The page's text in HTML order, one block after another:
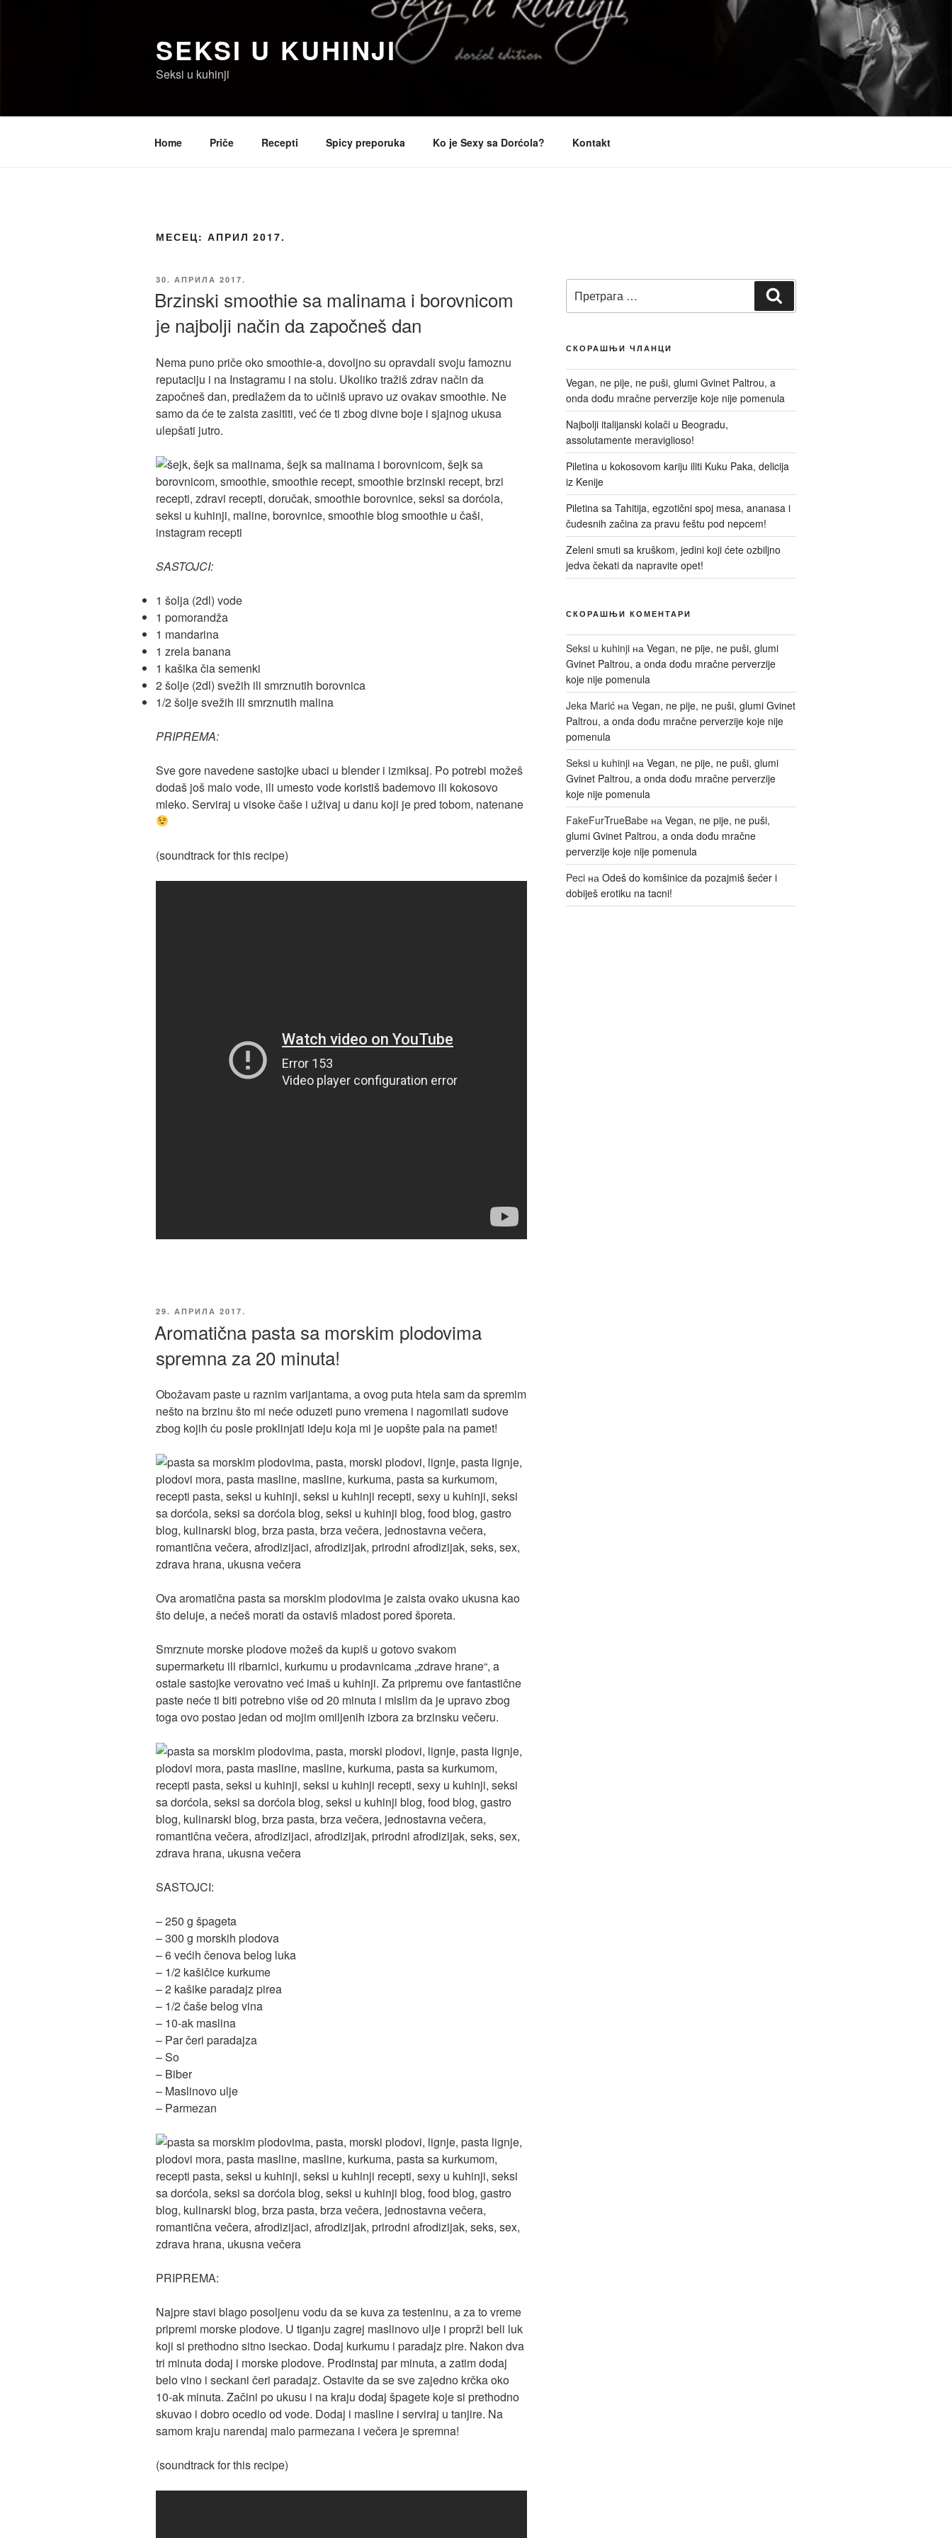
SEKSI U KUHINJI
Seksi u kuhinji
Home Priče Recepti Spicy preporuka Ko je Sexy sa Dorćola? Kontakt
МЕСЕЦ: АПРИЛ 2017.
ОБЈАВЉЕНО
30. АПРИЛА 2017.
Brzinski smoothie sa malinama i borovnicom
je najbolji način da započneš dan
Nema puno priče oko smoothie-a, dovoljno su opravdali svoju famoznu
reputaciju i na Instagramu i na stolu. Ukoliko tražiš zdrav način da
započneš dan, predlažem da to učiniš upravo uz ovakav smoothie. Ne
samo da će te zaista zasititi, već će ti zbog divne boje i sjajnog ukusa
ulepšati jutro.
SASTOJCI:
1 šolja (2dl) vode
1 pomorandža
1 mandarina
1 zrela banana
1 kašika čia semenki
2 šolje (2dl) svežih ili smrznutih borovnica
1/2 šolje svežih ili smrznutih malina
PRIPREMA:
Sve gore navedene sastojke ubaci u blender i izmiksaj. Po potrebi možeš
dodaš još malo vode, ili umesto vode koristiš bademovo ili kokosovo
mleko. Serviraj u visoke čaše i uživaj u danu koji je pred tobom, natenane
(soundtrack for this recipe)
ОБЈАВЉЕНО
29. АПРИЛА 2017.
Aromatična pasta sa morskim plodovima
spremna za 20 minuta!
Obožavam paste u raznim varijantama, a ovog puta htela sam da spremim
nešto na brzinu što mi neće oduzeti puno vremena i nagomilati sudove
zbog kojih ću posle proklinjati ideju koja mi je uopšte pala na pamet!
Ova aromatična pasta sa morskim plodovima je zaista ovako ukusna kao
što deluje, a nećeš morati da ostaviš mladost pored šporeta.
Smrznute morske plodove možeš da kupiš u gotovo svakom
supermarketu ili ribarnici, kurkumu u prodavnicama „zdrave hrane“, a
ostale sastojke verovatno već imaš u kuhinji. Za pripremu ove fantastične
paste neće ti biti potrebno više od 20 minuta i mislim da je upravo zbog
toga ovo postao jedan od mojim omiljenih izbora za brzinsku večeru.
SASTOJCI:
– 250 g špageta
– 300 g morskih plodova
– 6 većih čenova belog luka
– 1/2 kašičice kurkume
– 2 kašike paradajz pirea
– 1/2 čaše belog vina
– 10-ak maslina
– Par čeri paradajza
– So
– Biber
– Maslinovo ulje
– Parmezan
PRIPREMA:
Najpre stavi blago posoljenu vodu da se kuva za testeninu, a za to vreme
pripremi morske plodove. U tiganju zagrej maslinovo ulje i proprži beli luk
koji si prethodno sitno iseckao. Dodaj kurkumu i paradajz pire. Nakon dva
tri minuta dodaj i morske plodove. Prodinstaj par minuta, a zatim dodaj
belo vino i seckani čeri paradajz. Ostavite da se sve zajedno krčka oko
10-ak minuta. Začini po ukusu i na kraju dodaj špagete koje si prethodno
skuvao i dobro ocedio od vode. Dodaj i masline i serviraj u tanjire. Na
samom kraju narendaj malo parmezana i večera je spremna!
(soundtrack for this recipe)
за:
СКОРАШЊИ ЧЛАНЦИ
Vegan, ne pije, ne puši, glumi Gvinet Paltrou, a
onda dođu mračne perverzije koje nije pomenula
Najbolji italijanski kolači u Beogradu,
assolutamente meraviglioso!
Piletina u kokosovom kariju iliti Kuku Paka, delicija
iz Kenije
Piletina sa Tahitija, egzotični spoj mesa, ananasa i
čudesnih začina za pravu feštu pod nepcem!
Zeleni smuti sa kruškom, jedini koji ćete ozbiljno
jedva čekati da napravite opet!
СКОРАШЊИ КОМЕНТАРИ
Seksi u kuhinjiна Vegan, ne pije, ne puši, glumi
Gvinet Paltrou, a onda dođu mračne perverzije
koje nije pomenula
Jeka Marićна Vegan, ne pije, ne puši, glumi Gvinet
Paltrou, a onda dođu mračne perverzije koje nije
pomenula
Seksi u kuhinjiна Vegan, ne pije, ne puši, glumi
Gvinet Paltrou, a onda dođu mračne perverzije
koje nije pomenula
FakeFurTrueBabeна Vegan, ne pije, ne puši,
glumi Gvinet Paltrou, a onda dođu mračne
perverzije koje nije pomenula
Peciна Odeš do komšinice da pozajmiš šećer i
dobiješ erotiku na tacni!